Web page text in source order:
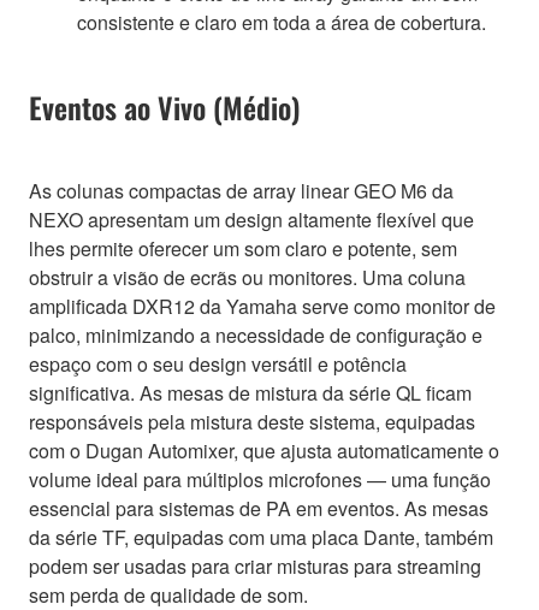
consistente e claro em toda a área de cobertura.
Eventos ao Vivo (Médio)
As colunas compactas de array linear GEO M6 da
NEXO apresentam um design altamente flexível que
lhes permite oferecer um som claro e potente, sem
obstruir a visão de ecrãs ou monitores. Uma coluna
amplificada DXR12 da Yamaha serve como monitor de
palco, minimizando a necessidade de configuração e
espaço com o seu design versátil e potência
significativa. As mesas de mistura da série QL ficam
responsáveis pela mistura deste sistema, equipadas
com o Dugan Automixer, que ajusta automaticamente o
volume ideal para múltiplos microfones — uma função
essencial para sistemas de PA em eventos. As mesas
da série TF, equipadas com uma placa Dante, também
podem ser usadas para criar misturas para streaming
sem perda de qualidade de som.